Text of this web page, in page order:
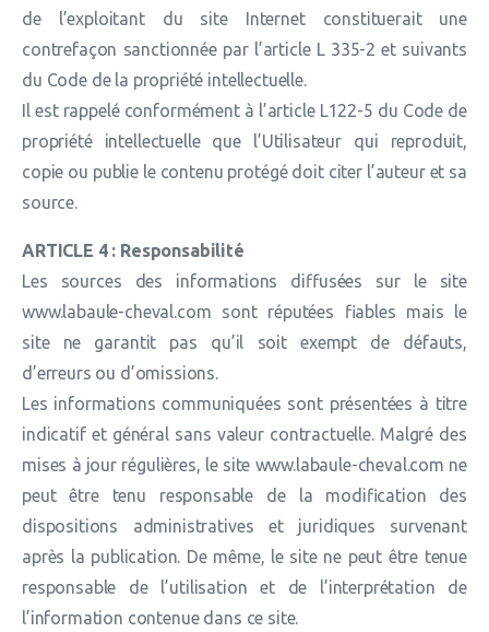
de l’exploitant du site Internet constituerait une
contrefaçon sanctionnée par l’article L 335-2 et suivants
du Code de la propriété intellectuelle.
Il est rappelé conformément à l’article L122-5 du Code de
propriété intellectuelle que l’Utilisateur qui reproduit,
copie ou publie le contenu protégé doit citer l’auteur et sa
source.
ARTICLE 4 : Responsabilité
Les sources des informations diffusées sur le site
www.labaule-cheval.com sont réputées fiables mais le
site ne garantit pas qu’il soit exempt de défauts,
d’erreurs ou d’omissions.
Les informations communiquées sont présentées à titre
indicatif et général sans valeur contractuelle. Malgré des
mises à jour régulières, le site www.labaule-cheval.com ne
peut être tenu responsable de la modification des
dispositions administratives et juridiques survenant
après la publication. De même, le site ne peut être tenue
responsable de l’utilisation et de l’interprétation de
l’information contenue dans ce site.